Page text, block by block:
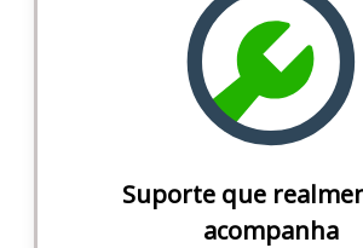
Suporte que
acompanha